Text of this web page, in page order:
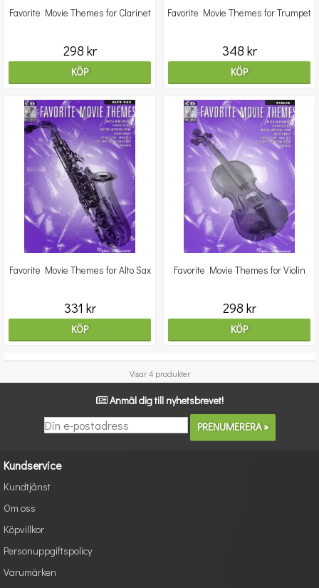
Favorite Movie Themes for Clarinet
298 kr
KÖP
Favorite Movie Themes for Trumpet
348 kr
KÖP
Favorite Movie Themes for Alto Sax
331 kr
KÖP
Favorite Movie Themes for Violin
298 kr
KÖP
Visar 4 produkter
Anmäl dig till nyhetsbrevet!
Kundservice
Kundtjänst
Om oss
Köpvillkor
Personuppgiftspolicy
Varumärken